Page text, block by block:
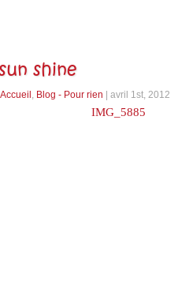
shine
, Blog - Pour rien | avril 1st, 2012